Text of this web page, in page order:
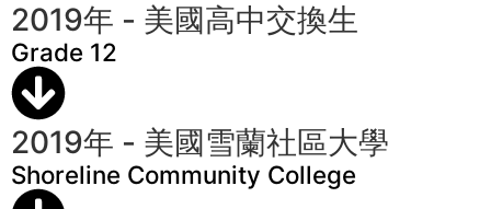
2019年 - 美國高中交換生
Grade 12
2019年 - 美國雪蘭社區大學
Shoreline Community College